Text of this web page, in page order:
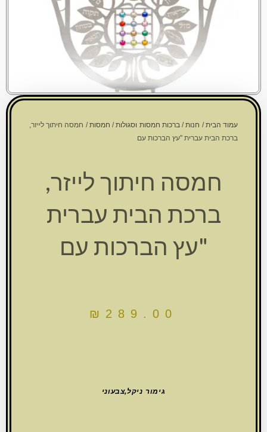
עמוד הבית/חנות/ברכות חמסות וסגולות/ חמסות/ חמסה חיתוך לייזר,
ברכת הבית עברית "עץ הברכות עם
חמסה חיתוך לייזר,
ברכת הבית עברית
"עץ הברכות עם
₪289.00
גימור ניקל,צבעוני